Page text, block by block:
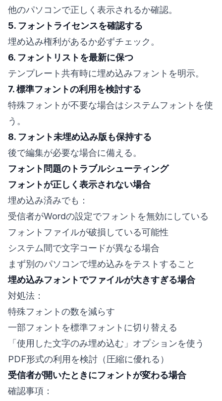
他のパソコンで正しく表示されるか確認。
5. フォントライセンスを確認する
埋め込み権利があるか必ずチェック。
6. フォントリストを最新に保つ
テンプレート共有時に埋め込みフォントを明示。
7. 標準フォントの利用を検討する
特殊フォントが不要な場合はシステムフォントを使
う。
8. フォント未埋め込み版も保持する
後で編集が必要な場合に備える。
フォント問題のトラブルシューティング
フォントが正しく表示されない場合
埋め込み済みでも：
受信者がWordの設定でフォントを無効にしている
フォントファイルが破損している可能性
システム間で文字コードが異なる場合
まず別のパソコンで埋め込みをテストすること
埋め込みフォントでファイルが大きすぎる場合
対処法：
特殊フォントの数を減らす
一部フォントを標準フォントに切り替える
「使用した文字のみ埋め込む」オプションを使う
PDF形式の利用を検討（圧縮に優れる）
受信者が開いたときにフォントが変わる場合
確認事項：